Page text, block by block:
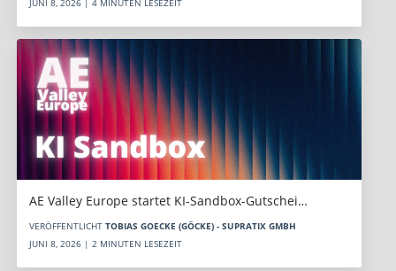
JUNI 8, 2026 | 4 MINUTEN LESEZEIT
AE Valley Europe startet KI-Sandbox-Gutschei…
VERÖFFENTLICHT TOBIAS GOECKE (GÖCKE) - SUPRATIX GMBH
JUNI 8, 2026 | 2 MINUTEN LESEZEIT